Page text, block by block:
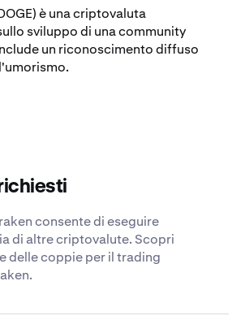
è una criptovaluta
sviluppo di una community
un riconoscimento diffuso
consente di eseguire
di altre criptovalute. Scopri
delle coppie per il trading